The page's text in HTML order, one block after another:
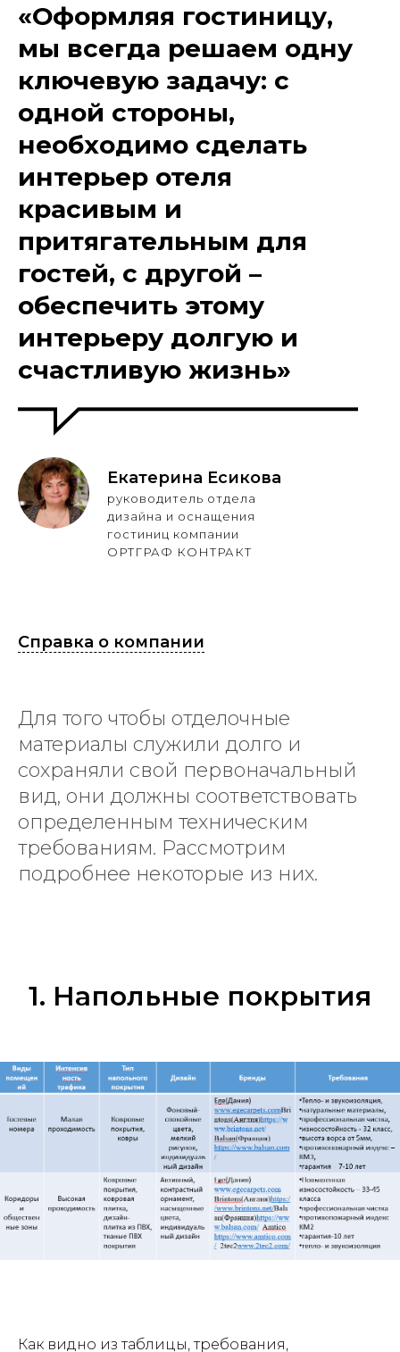
«Оформляя гостиницу,
мы всегда решаем одну
ключевую задачу: с
одной стороны,
необходимо сделать
интерьер отеля
красивым и
притягательным для
гостей, с другой –
обеспечить этому
интерьеру долгую и
счастливую жизнь»
Екатерина Есикова
руководитель отдела
дизайна и оснащения
гостиниц компании
ОРТГРАФ КОНТРАКТ
Справка о компании
Для того чтобы отделочные
материалы служили долго и
сохраняли свой первоначальный
вид, они должны соответствовать
определенным техническим
требованиям. Рассмотрим
подробнее некоторые из них.
1. Напольные покрытия
Как видно из таблицы, требования,